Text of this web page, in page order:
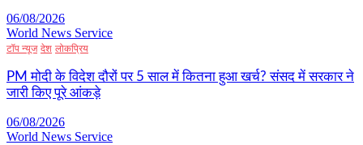
06/08/2026
World News Service
टॉप न्यूज देश लोकप्रिय
PM मोदी के विदेश दौरों पर 5 साल में कितना हुआ खर्च? संसद में सरकार ने
जारी किए पूरे आंकड़े
06/08/2026
World News Service